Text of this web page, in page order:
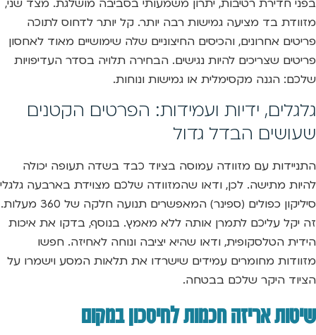
בפני חדירת רטיבות, יתרון משמעותי בסביבה מושלגת. מצד שני,
מזוודת בד מציעה גמישות רבה יותר. קל יותר לדחוס לתוכה
פריטים אחרונים, והכיסים החיצוניים שלה שימושיים מאוד לאחסון
פריטים שצריכים להיות נגישים. הבחירה תלויה בסדר העדיפויות
שלכם: הגנה מקסימלית או גמישות ונוחות.
גלגלים, ידיות ועמידות: הפרטים הקטנים
שעושים הבדל גדול
התניידות עם מזוודה עמוסה בציוד כבד בשדה תעופה יכולה
להיות מתישה. לכן, ודאו שהמזוודה שלכם מצוידת בארבעה גלגלי
סיליקון כפולים (ספינר) המאפשרים תנועה חלקה של 360 מעלות.
זה יקל עליכם לתמרן אותה ללא מאמץ. בנוסף, בדקו את איכות
הידית הטלסקופית, ודאו שהיא יציבה ונוחה לאחיזה. חפשו
מזוודות מחומרים עמידים שישרדו את תלאות המסע וישמרו על
הציוד היקר שלכם בבטחה.
שיטות אריזה חכמות לחיסכון במקום